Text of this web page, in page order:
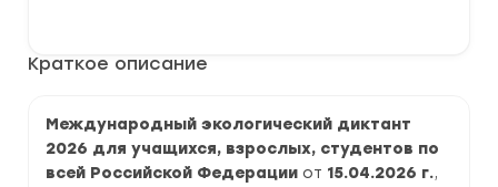
Краткое описание
Международный экологический диктант
2026 для учащихся, взрослых, студентов по
всей Российской Федерации от 15.04.2026 г.,
диктант
ответы